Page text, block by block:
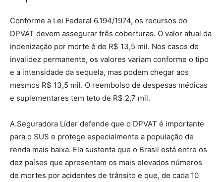
Conforme a Lei Federal 6.194/1974, os recursos do
DPVAT devem assegurar três coberturas. O valor atual da
indenização por morte é de R$ 13,5 mil. Nos casos de
invalidez permanente, os valores variam conforme o tipo
e a intensidade da sequela, mas podem chegar aos
mesmos R$ 13,5 mil. O reembolso de despesas médicas
e suplementares tem teto de R$ 2,7 mil.
A Seguradora Líder defende que o DPVAT é importante
para o SUS e protege especialmente a população de
renda mais baixa. Ela sustenta que o Brasil está entre os
dez países que apresentam os mais elevados números
de mortes por acidentes de trânsito e que, de cada 10